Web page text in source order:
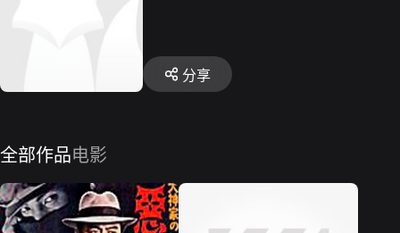
分享
全部作品电影